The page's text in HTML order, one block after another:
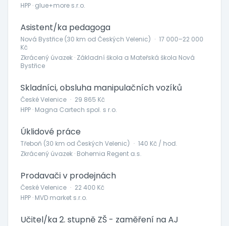
HPP · glue+more s.r.o.
Asistent/ka pedagoga
Nová Bystřice (30 km od Českých Velenic) · 17 000–22 000
Kč
Zkrácený úvazek · Základní škola a Mateřská škola Nová
Bystřice
Skladníci, obsluha manipulačních vozíků
České Velenice · 29 865 Kč
HPP · Magna Cartech spol. s r.o.
Úklidové práce
Třeboň (30 km od Českých Velenic) · 140 Kč / hod.
Zkrácený úvazek · Bohemia Regent a.s.
Prodavači v prodejnách
České Velenice · 22 400 Kč
HPP · MVD market s.r.o.
Učitel/ka 2. stupně ZŠ - zaměření na AJ